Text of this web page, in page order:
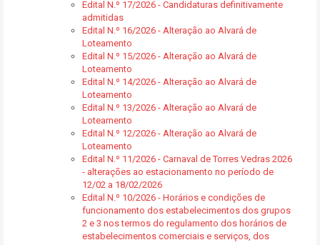
Edital N.º 17/2026 - Candidaturas definitivamente
admitidas
Edital N.º 16/2026 - Alteração ao Alvará de
Loteamento
Edital N.º 15/2026 - Alteração ao Alvará de
Loteamento
Edital N.º 14/2026 - Alteração ao Alvará de
Loteamento
Edital N.º 13/2026 - Alteração ao Alvará de
Loteamento
Edital N.º 12/2026 - Alteração ao Alvará de
Loteamento
Edital N.º 11/2026 - Carnaval de Torres Vedras 2026
- alterações ao estacionamento no período de
12/02 a 18/02/2026
Edital N.º 10/2026 - Horários e condições de
funcionamento dos estabelecimentos dos grupos
2 e 3 nos termos do regulamento dos horários de
estabelecimentos comerciais e serviços, dos